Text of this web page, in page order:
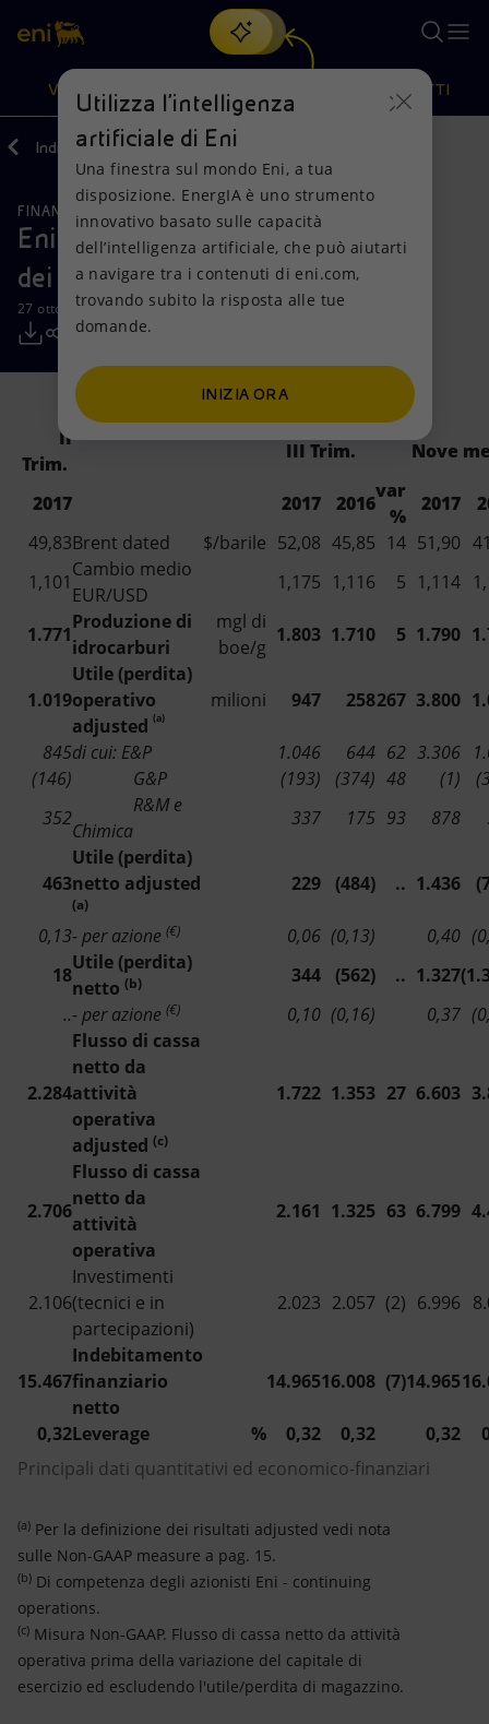
Cerca
scopri EnergIA, la nostra nuova soluzione di intelligenza
artificiale.
VISIONE
Visione
Mission e valori
Persone e Partnership
Net Zero
Modello satellitare
Energia accessibile
Innovazione
Scenari energetici
Azioni
Diversificazione energetica
Tecnologie per la transizione
Collaborazioni per l'innovazione
Attività nel mondo
PRODOTTI
Prodotti
Casa
Imprese
Mobilità
Indietro Media Comunicati Stampa
FINANZA, STRATEGIA E REPORT
Eni: risultati del terzo trimestre e
dei nove mesi 2017
27 ottobre 2017 - 07:47 CEST
Principali dati quantitativi ed economico-finanziari
II
Trim.
III Trim. Nove
2017 2017 2016
var
%
2017
49,83Brent dated $/barile 52,08 45,85 14 51,90
1,101
Cambio medio
EUR/USD
1,175 1,116 5 1,114
1.771
Produzione di
idrocarburi
mgl di
boe/g
1.803 1.710 5 1.790
1.019
Utile (perdita)
operativo
adjusted (a)
milioni 947 258267 3.800
845di cui: E&P 1.046 644 62 3.306
(146) G&P (193) (374) 48 (1)
352
R&M e
Chimica
337 175 93 878
463
Utile (perdita)
netto adjusted
(a)
229 (484) .. 1.436
0,13- per azione (€) 0,06 (0,13) 0,40
18
Utile (perdita)
netto (b) 344 (562) .. 1.327
..- per azione (€) 0,10 (0,16) 0,37
2.284
Flusso di cassa
netto da
attività
operativa
adjusted (c)
1.722 1.353 27 6.603
2.706
Flusso di cassa
netto da
attività
operativa
2.161 1.325 63 6.799
2.106
Investimenti
(tecnici e in
partecipazioni)
2.023 2.057 (2) 6.996
15.467
Indebitamento
finanziario
netto
14.96516.008 (7)14.965
0,32Leverage % 0,32 0,32 0,32
(a) Per la definizione dei risultati adjusted vedi nota
sulle Non-GAAP measure a pag. 15.
(b) Di competenza degli azionisti Eni - continuing
operations.
(c) Misura Non-GAAP. Flusso di cassa netto da attività
operativa prima della variazione del capitale di
esercizio ed escludendo l'utile/perdita di magazzino.
Utilizza l'intelligenza
artificiale di Eni
Una finestra sul mondo Eni, a tua
disposizione. EnergIA è uno strumento
innovativo basato sulle capacità
dell’intelligenza artificiale, che può aiutarti
a navigare tra i contenuti di eni.com,
trovando subito la risposta alle tue
domande.
INIZIA ORA